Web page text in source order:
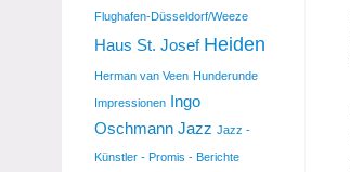
Flughafen-Düsseldorf/Weeze
Haus St. Josef Heiden
Herman van Veen Hunderunde
Impressionen Ingo
Oschmann Jazz Jazz -
Künstler - Promis - Berichte